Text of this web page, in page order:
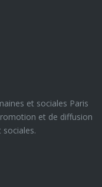
et sociales Paris
et de diffusion
sociales.